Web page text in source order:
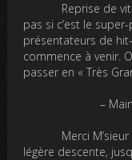
Reprise de
pas si c’est le
présentateurs de
commence à venir.
passer en « Très
–
Merci M’sieur
légère descente,